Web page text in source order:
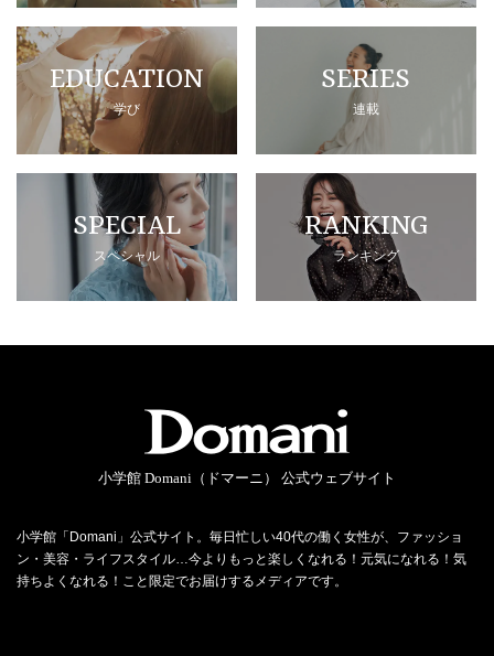
EDUCATION
学び
SERIES
連載
SPECIAL
スペシャル
RANKING
ランキング
小学館 Domani（ドマーニ） 公式ウェブサイト
小学館「Domani」公式サイト。毎日忙しい40代の働く女性が、ファッショ
ン・美容・ライフスタイル…今よりもっと楽しくなれる！元気になれる！気
持ちよくなれる！こと限定でお届けするメディアです。